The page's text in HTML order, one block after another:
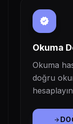
verified
Okuma
Okuma
doğru
arrow_forward